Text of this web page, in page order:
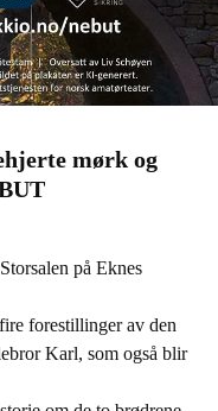
mørk og
på Eknes
forestillinger av den
Karl, som også blir